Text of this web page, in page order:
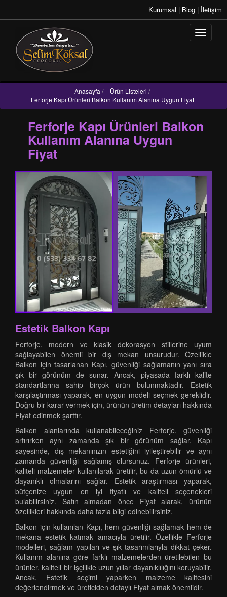
Kurumsal | Blog | İletişim
Anasayfa / Ürün Listeleri /
Ferforje Kapı Ürünleri Balkon Kullanım Alanına Uygun Fiyat
Ferforje Kapı Ürünleri Balkon
Kullanım Alanına Uygun
Fiyat
Estetik Balkon Kapı
Ferforje, modern ve klasik dekorasyon stillerine uyum
sağlayabilen önemli bir dış mekan unsurudur. Özellikle
Balkon için tasarlanan Kapı, güvenliği sağlamanın yanı sıra
şık bir görünüm de sunar. Ancak, piyasada farklı kalite
standartlarına sahip birçok ürün bulunmaktadır. Estetik
karşılaştırması yaparak, en uygun modeli seçmek gereklidir.
Doğru bir karar vermek için, ürünün üretim detayları hakkında
Fiyat edinmek şarttır.
Balkon alanlarında kullanabileceğiniz Ferforje, güvenliği
artırırken aynı zamanda şık bir görünüm sağlar. Kapı
sayesinde, dış mekanınızın estetiğini iyileştirebilir ve aynı
zamanda güvenliği sağlamış olursunuz. Ferforje ürünleri,
kaliteli malzemeler kullanılarak üretilir, bu da uzun ömürlü ve
dayanıklı olmalarını sağlar. Estetik araştırması yaparak,
bütçenize uygun en iyi fiyatlı ve kaliteli seçenekleri
bulabilirsiniz. Satın almadan önce Fiyat alarak, ürünün
özellikleri hakkında daha fazla bilgi edinebilirsiniz.
Balkon için kullanılan Kapı, hem güvenliği sağlamak hem de
mekana estetik katmak amacıyla üretilir. Özellikle Ferforje
modelleri, sağlam yapıları ve şık tasarımlarıyla dikkat çeker.
Kullanım alanına göre farklı malzemelerden üretilebilen bu
ürünler, kaliteli bir işçilikle uzun yıllar dayanıklılığını koruyabilir.
Ancak, Estetik seçimi yaparken malzeme kalitesini
değerlendirmek ve üreticiden detaylı Fiyat almak önemlidir.